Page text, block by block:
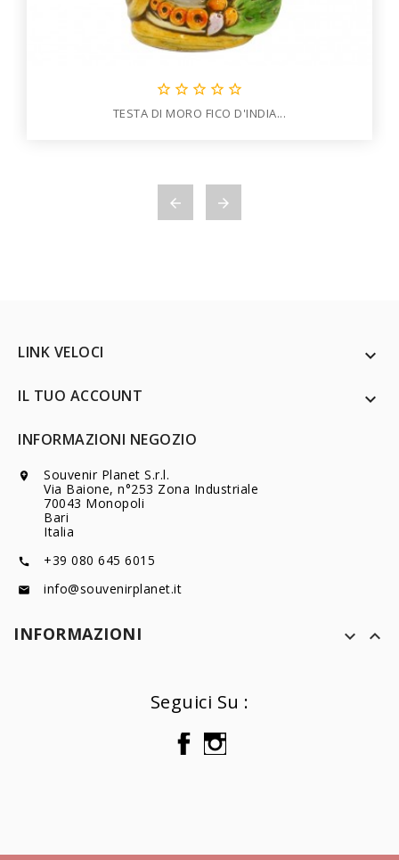
    
TESTA DI MORO FICO D'INDIA...
 
LINK VELOCI 
IL TUO ACCOUNT 
INFORMAZIONI NEGOZIO

Souvenir Planet S.r.l.
Via Baione, n°253 Zona Industriale
70043 Monopoli
Bari
Italia
 +39 080 645 6015
 info@souvenirplanet.it
INFORMAZIONI  
Seguici Su :